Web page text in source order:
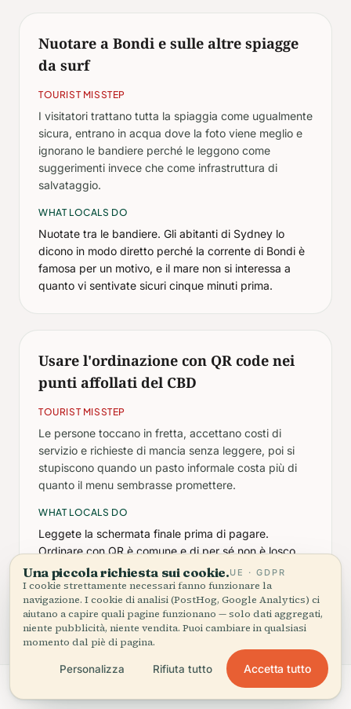
Nuotare a Bondi e sulle altre spiagge
da surf
TOURIST MISSTEP
I visitatori trattano tutta la spiaggia come ugualmente
sicura, entrano in acqua dove la foto viene meglio e
ignorano le bandiere perché le leggono come
suggerimenti invece che come infrastruttura di
salvataggio.
WHAT LOCALS DO
Nuotate tra le bandiere. Gli abitanti di Sydney lo
dicono in modo diretto perché la corrente di Bondi è
famosa per un motivo, e il mare non si interessa a
quanto vi sentivate sicuri cinque minuti prima.
Usare l'ordinazione con QR code nei
punti affollati del CBD
TOURIST MISSTEP
Le persone toccano in fretta, accettano costi di
servizio e richieste di mancia senza leggere, poi si
stupiscono quando un pasto informale costa più di
quanto il menu sembrasse promettere.
WHAT LOCALS DO
Leggete la schermata finale prima di pagare.
Ordinare con QR è comune e di per sé non è losco,
ma i locali notano i costi extra e di solito saltano
l'opzione mancia.
Una piccola richiesta sui cookie.UE · GDPR
I cookie strettamente necessari fanno funzionare la
navigazione. I cookie di analisi (PostHog, Google Analytics) ci
aiutano a capire quali pagine funzionano — solo dati aggregati,
niente pubblicità, niente vendita. Puoi cambiare in qualsiasi
momento dal piè di pagina.
Personalizza Rifiuta tutto Accetta tutto